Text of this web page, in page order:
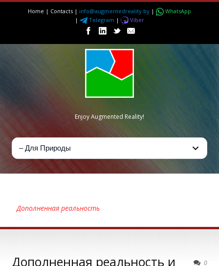
Home | Contacts | info@augmentedreality.by |
WhatsApp
|
Telegram | Viber
Enjoy Augmented Reality!
Дополненная реальность
0
Дополненная реальность и